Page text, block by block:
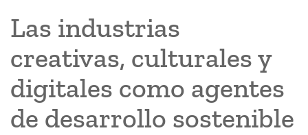
Las industrias
creativas, culturales y
digitales como agentes
de desarrollo sostenible